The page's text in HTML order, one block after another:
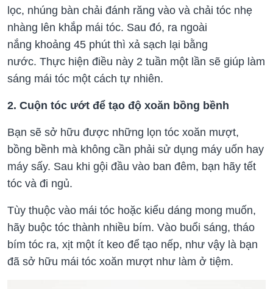
lọc, nhúng bàn chải đánh răng vào và chải tóc nhẹ
nhàng lên khắp mái tóc. Sau đó, ra ngoài
nắng khoảng 45 phút thì xả sạch lại bằng
nước. Thực hiện điều này 2 tuần một lần sẽ giúp làm
sáng mái tóc một cách tự nhiên.
2. Cuộn tóc ướt để tạo độ xoăn bồng bềnh
Bạn sẽ sở hữu được những lọn tóc xoăn mượt,
bồng bềnh mà không cần phải sử dụng máy uốn hay
máy sấy. Sau khi gội đầu vào ban đêm, bạn hãy tết
tóc và đi ngủ.
Tùy thuộc vào mái tóc hoặc kiểu dáng mong muốn,
hãy buộc tóc thành nhiều bím. Vào buổi sáng, tháo
bím tóc ra, xịt một ít keo để tạo nếp, như vậy là bạn
đã sở hữu mái tóc xoăn mượt như làm ở tiệm.